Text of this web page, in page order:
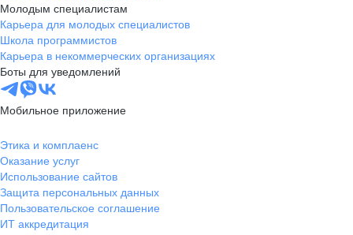
Молодым специалистам
Карьера для молодых специалистов
Школа программистов
Карьера в некоммерческих организациях
Боты для уведомлений
Мобильное приложение
Этика и комплаенс
Оказание услуг
Использование сайтов
Защита персональных данных
Пользовательское соглашение
ИТ аккредитация